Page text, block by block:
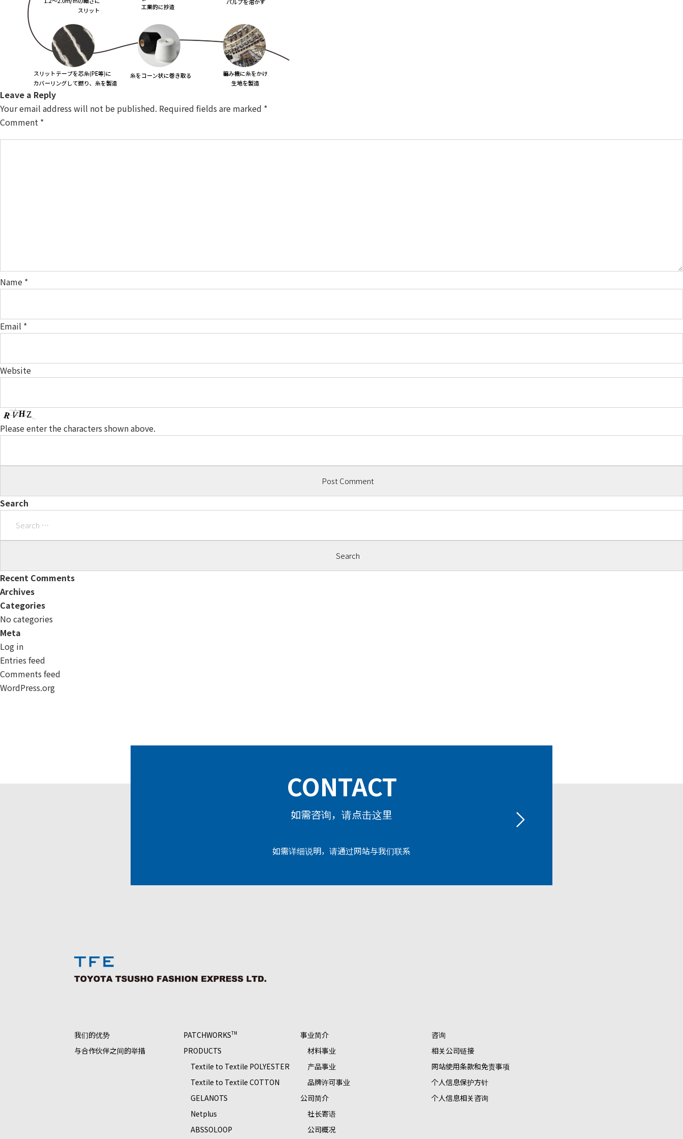
Leave a Reply
Your email address will not be published. Required fields are marked *
Comment *
Name *
Email *
Website
Please enter the characters shown above.
Search
Recent Comments
Archives
Categories
No categories
Meta
Log in
Entries feed
Comments feed
WordPress.org
CONTACT
如需咨询，请点击这里
如需详细说明，请通过网站与我们联系
我们的优势
与合作伙伴之间的举措
PATCHWORKSTM
PRODUCTS
Textile to Textile POLYESTER
Textile to Textile COTTON
GELANOTS
Netplus
ABSSOLOOP
事业简介
材料事业
产品事业
品牌许可事业
公司简介
社长寄语
公司概况
咨询
相关公司链接
网站使用条款和免责事项
个人信息保护方针
个人信息相关咨询